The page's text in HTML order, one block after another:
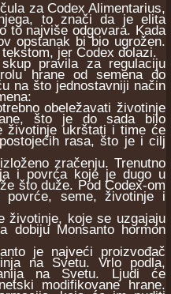
za Codex Alimentarius,
to znači da je elita
to najviše odgovara. Kada
opstanak bi bio ugrožen.
jer Codex dolazi.
pravila za regulaciju
hrane od semena do
na što jednostavniji način
obeležavati životinje
što je do sada bilo
životinje ukrštati i time će
rasa, što je i cilj
zračenju. Trenutno
i povrća koje je dugo u
što duže. Pod Codex-om
seme, životinje i
životinje, koje se uzgajaju
dobiju Monsanto hormon
je najveći proizvođač
na Svetu. Vrlo podla,
na Svetu. Ljudi će
modifikovane hrane.